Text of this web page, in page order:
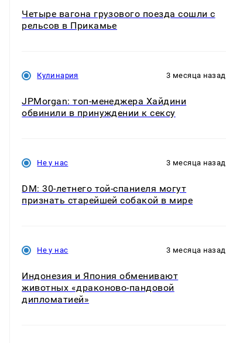
Четыре вагона грузового поезда сошли с
рельсов в Прикамье
Кулинария 3 месяца назад
JPMorgan: топ-менеджера Хайдини
обвинили в принуждении к сексу
Не у нас 3 месяца назад
DM: 30-летнего той-спаниеля могут
признать старейшей собакой в мире
Не у нас 3 месяца назад
Индонезия и Япония обменивают
животных «драконово-пандовой
дипломатией»